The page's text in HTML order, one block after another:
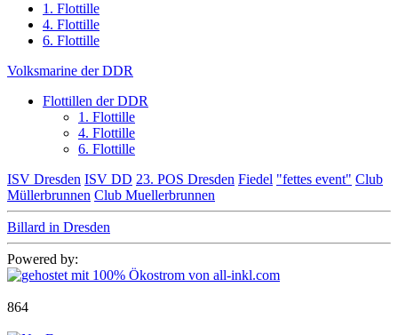
1. Flottille
4. Flottille
6. Flottille
Volksmarine der DDR
Flottillen der DDR
1. Flottille
4. Flottille
6. Flottille
ISV Dresden ISV DD 23. POS Dresden Fiedel "fettes event" Club
Müllerbrunnen Club Muellerbrunnen
Billard in Dresden
Powered by:
864